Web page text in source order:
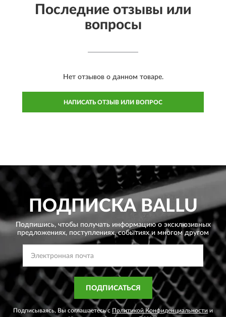
Последние отзывы или
вопросы
Нет отзывов о данном товаре.
НАПИСАТЬ ОТЗЫВ ИЛИ ВОПРОС
ПОДПИСКАBALLU
Подпишись, чтобы получать информацию о эксклюзивных
предложениях, поступлениях, событиях и многом другом
ПОДПИСАТЬСЯ
Подписываясь, Вы соглашаетесь с Политикой Конфиденциальности и